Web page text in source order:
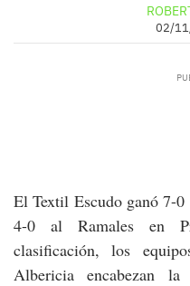
02/
El Textil Escudo ganó 7-
4-0 al Ramales en
clasificación, los
Albericia encabezan